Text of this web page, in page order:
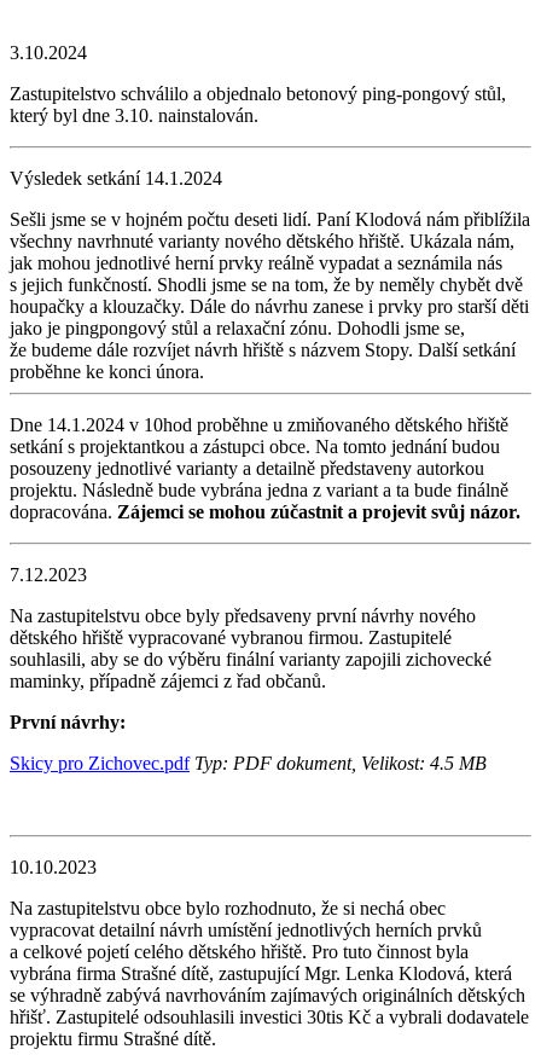
3.10.2024
Zastupitelstvo schválilo a objednalo betonový ping-pongový stůl,
který byl dne 3.10. nainstalován.
Výsledek setkání 14.1.2024
Sešli jsme se v hojném počtu deseti lidí. Paní Klodová nám přiblížila
všechny navrhnuté varianty nového dětského hřiště. Ukázala nám,
jak mohou jednotlivé herní prvky reálně vypadat a seznámila nás
s jejich funkčností. Shodli jsme se na tom, že by neměly chybět dvě
houpačky a klouzačky. Dále do návrhu zanese i prvky pro starší děti
jako je pingpongový stůl a relaxační zónu. Dohodli jsme se,
že budeme dále rozvíjet návrh hřiště s názvem Stopy. Další setkání
proběhne ke konci února.
Dne 14.1.2024 v 10hod proběhne u zmiňovaného dětského hřiště
setkání s projektantkou a zástupci obce. Na tomto jednání budou
posouzeny jednotlivé varianty a detailně představeny autorkou
projektu. Následně bude vybrána jedna z variant a ta bude finálně
dopracována. Zájemci se mohou zúčastnit a projevit svůj názor.
7.12.2023
Na zastupitelstvu obce byly předsaveny první návrhy nového
dětského hřiště vypracované vybranou firmou. Zastupitelé
souhlasili, aby se do výběru finální varianty zapojili zichovecké
maminky, případně zájemci z řad občanů.
První návrhy:
Skicy pro Zichovec.pdfTyp: PDF dokument, Velikost: 4.5 MB
10.10.2023
Na zastupitelstvu obce bylo rozhodnuto, že si nechá obec
vypracovat detailní návrh umístění jednotlivých herních prvků
a celkové pojetí celého dětského hřiště. Pro tuto činnost byla
vybrána firma Strašné dítě, zastupující Mgr. Lenka Klodová, která
se výhradně zabývá navrhováním zajímavých originálních dětských
hřišť. Zastupitelé odsouhlasili investici 30tis Kč a vybrali dodavatele
projektu firmu Strašné dítě.